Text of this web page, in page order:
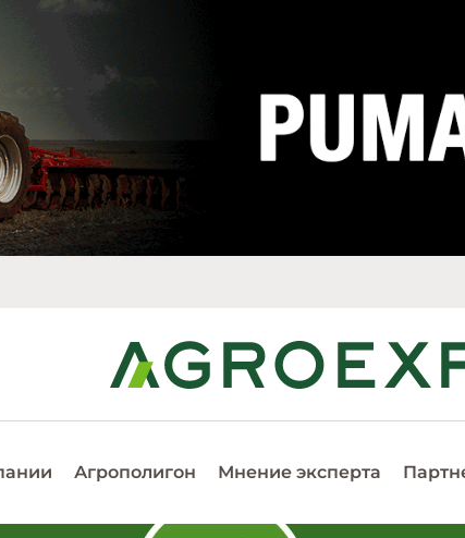
Агрополигон Мнение эксперта